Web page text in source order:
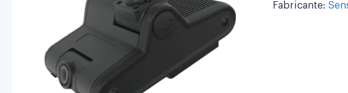
Fabricante: